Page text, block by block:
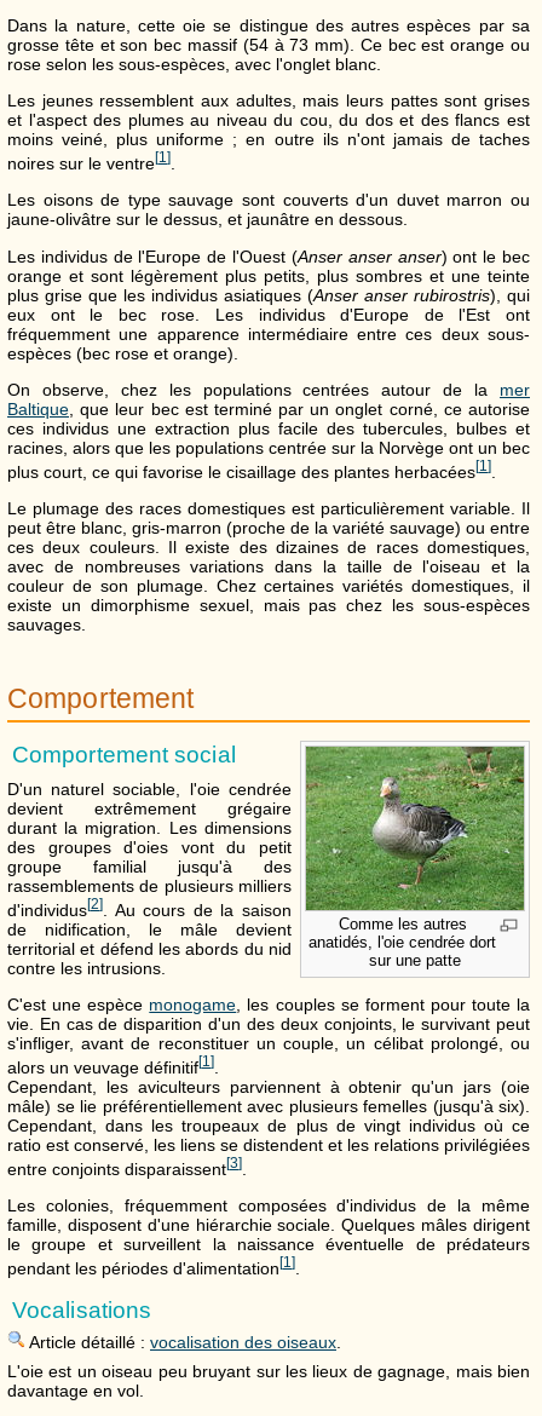
Dans la nature, cette oie se distingue des autres espèces par sa
grosse tête et son bec massif (54 à 73 mm). Ce bec est orange ou
rose selon les sous-espèces, avec l'onglet blanc.
Les jeunes ressemblent aux adultes, mais leurs pattes sont grises
et l'aspect des plumes au niveau du cou, du dos et des flancs est
moins veiné, plus uniforme ; en outre ils n'ont jamais de taches
noires sur le ventre[1]
Les oisons de type sauvage sont couverts d'un duvet marron ou
jaune-olivâtre sur le dessus, et jaunâtre en dessous.
Les individus de l'Europe de l'Ouest (Anser anser anser) ont le bec
orange et sont légèrement plus petits, plus sombres et une teinte
plus grise que les individus asiatiques (Anser anser rubirostris), qui
eux ont le bec rose. Les individus d'Europe de l'Est ont
fréquemment une apparence intermédiaire entre ces deux sous-
espèces (bec rose et orange).
On observe, chez les populations centrées autour de la mer
Baltique , que leur bec est terminé par un onglet corné, ce autorise
ces individus une extraction plus facile des tubercules, bulbes et
racines, alors que les populations centrée sur la Norvège ont un bec
plus court, ce qui favorise le cisaillage des plantes herbacées[1]
Le plumage des races domestiques est particulièrement variable. Il
peut être blanc, gris-marron (proche de la variété sauvage) ou entre
ces deux couleurs. Il existe des dizaines de races domestiques,
avec de nombreuses variations dans la taille de l'oiseau et la
couleur de son plumage. Chez certaines variétés domestiques, il
existe un dimorphisme sexuel, mais pas chez les sous-espèces
sauvages.
Comportement
Comme les autres
anatidés, l'oie cendrée dort
sur une patte
Comportement social
D'un naturel sociable, l'oie cendrée
devient extrêmement grégaire
durant la migration. Les dimensions
des groupes d'oies vont du petit
groupe familial jusqu'à des
rassemblements de plusieurs milliers
d'individus[2]
. Au cours de la saison
de nidification, le mâle devient
territorial et défend les abords du nid
contre les intrusions.
C'est une espèce monogame, les couples se forment pour toute la
vie. En cas de disparition d'un des deux conjoints, le survivant peut
s'infliger, avant de reconstituer un couple, un célibat prolongé, ou
alors un veuvage définitif[1].
Cependant, les aviculteurs parviennent à obtenir qu'un jars (oie
mâle) se lie préférentiellement avec plusieurs femelles (jusqu'à six).
Cependant, dans les troupeaux de plus de vingt individus où ce
ratio est conservé, les liens se distendent et les relations privilégiées
entre conjoints disparaissent[3]
Les colonies, fréquemment composées d'individus de la même
famille, disposent d'une hiérarchie sociale. Quelques mâles dirigent
le groupe et surveillent la naissance éventuelle de prédateurs
pendant les périodes d'alimentation[1].
Vocalisations
Article détaillé : vocalisation des oiseaux
L'oie est un oiseau peu bruyant sur les lieux de gagnage, mais bien
davantage en vol.